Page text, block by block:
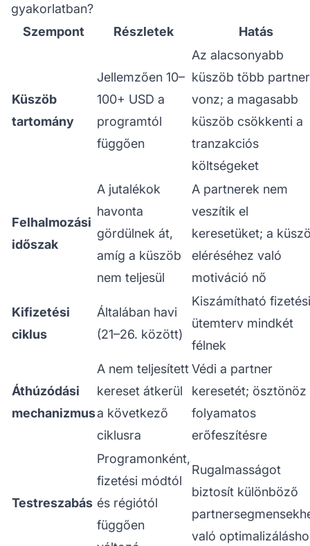
gyakorlatban?
Szempont
Részletek Hatás
Küszöb
tartomány
Jellemzően 10–
100+ USD a
programtól
függően
Az alacsonyabb
küszöb több
vonz; a magasabb
küszöb csökkenti a
tranzakciós
költségeket
Felhalmozási
időszak
A jutalékok
havonta
gördülnek át,
amíg a küszöb
nem teljesül
A partnerek nem
veszítik el
keresetüket; a
eléréséhez való
motiváció nő
Kifizetési
ciklus
Általában havi
(21–26. között)
Kiszámítható fizetési
ütemterv mindkét
félnek
Áthúzódási
mechanizmus
A nem teljesített
kereset átkerül
a következő
ciklusra
Védi a partner
keresetét; ösztönöz
folyamatos
erőfeszítésre
Testreszabás
Programonként,
fizetési módtól
és régiótól
függően
Rugalmasságot
biztosít különböző
való